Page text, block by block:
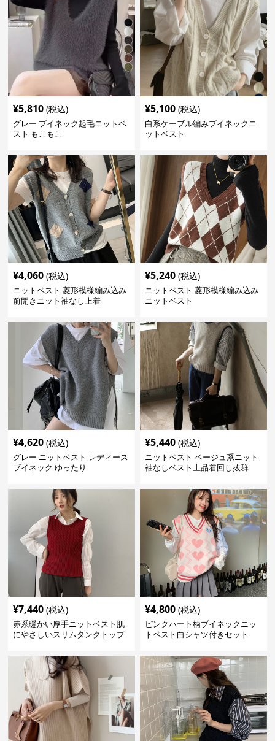
¥5,810 (税込)
グレー ブイネック起毛ニットベ
スト もこもこ
¥5,100 (税込)
白系ケーブル編みブイネックニ
ットベスト
¥4,060 (税込)
ニットベスト 菱形模様編み込み
前開きニット袖なし上着
¥5,240 (税込)
ニットベスト 菱形模様編み込み
ニットベスト
¥4,620 (税込)
グレー ニットベスト レディース
ブイネック ゆったり
¥5,440 (税込)
ニットベスト ベージュ系ニット
袖なしベスト上品着回し抜群
¥7,440 (税込)
赤系暖かい厚手ニットベスト肌
にやさしいスリムタンクトップ
¥4,800 (税込)
ピンクハート柄ブイネックニッ
トベスト白シャツ付きセット